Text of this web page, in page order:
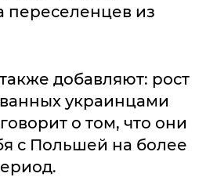
переселенцев из
добавляют: рост
украинцами
о том, что они
с Польшей на более